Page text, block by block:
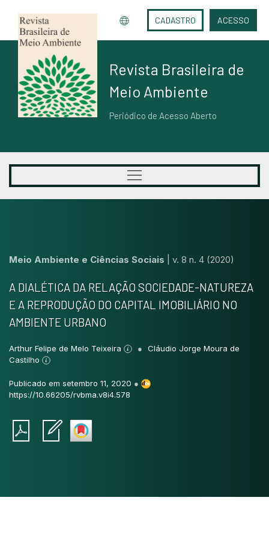
CADASTRO ACESSO
Revista Brasileira de
Meio Ambiente
Periódico de Acesso Aberto
Meio Ambiente e Ciências Sociais v. 8 n. 4 (2020)
A DIALÉTICA DA RELAÇÃO SOCIEDADE-NATUREZA
E A REPRODUÇÃO DO CAPITAL IMOBILIÁRIO NO
AMBIENTE URBANO
Arthur Felipe de Melo Teixeira
Cláudio Jorge Moura de
Castilho
Publicado em setembro 11, 2020 ●
https://10.66205/rvbma.v8i4.578